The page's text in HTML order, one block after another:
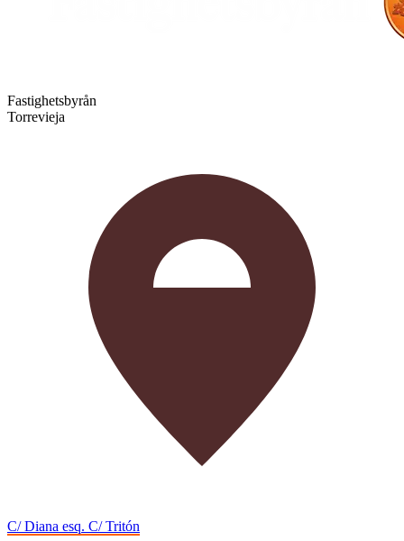
Fastighetsbyrån
Torrevieja
C/ Diana esq. C/ Tritón